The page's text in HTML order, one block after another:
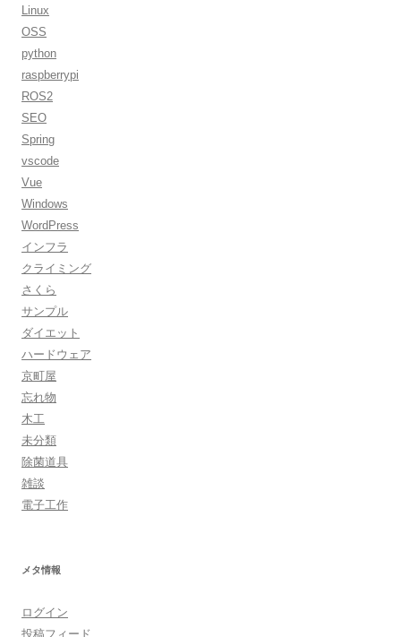
Linux
OSS
python
raspberrypi
ROS2
SEO
Spring
vscode
Vue
Windows
WordPress
インフラ
クライミング
さくら
サンプル
ダイエット
ハードウェア
京町屋
忘れ物
木工
未分類
除菌道具
雑談
電子工作
メタ情報
ログイン
投稿フィード